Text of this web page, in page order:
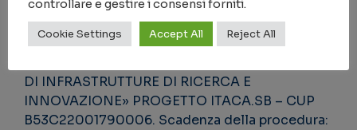
«ISTRUZIONE E RICERCA» – COMPONENTE 2
«DALLA RICERCA ALL’IMPRESA» – LINEA DI
INVESTIMENTO 3.1 «FONDO PER LA
DI INFRASTRUTTURE DI RICERCA E
INNOVAZIONE» PROGETTO ITACA.SB – CUP
B53C22001790006. Scadenza della procedura:
controllare e gestire i consensi forniti.
Cookie Settings Accept All Reject All